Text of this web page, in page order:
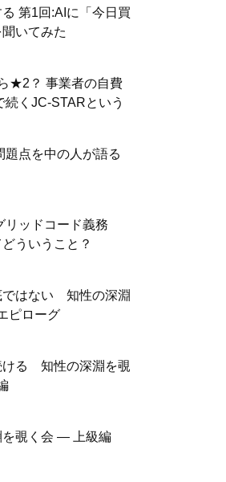
第1回:AIに「今日買
いてみた
★2？ 事業者の自費
続くJC-STARという
題点を中の人が語る
リッドコード義務
ういうこと？
ではない 知性の深淵
ピローグ
ける 知性の深淵を覗
覗く会 — 上級編